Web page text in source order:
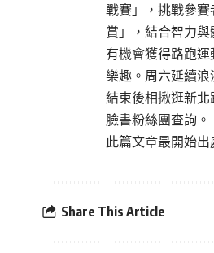
戰賽」，挑戰參
賞」，結合智力
有機會獲得路跑
樂趣。周六延續
結束後相揪逛新北
臉書粉絲團查詢。
此篇文章最開始出
Share This Article